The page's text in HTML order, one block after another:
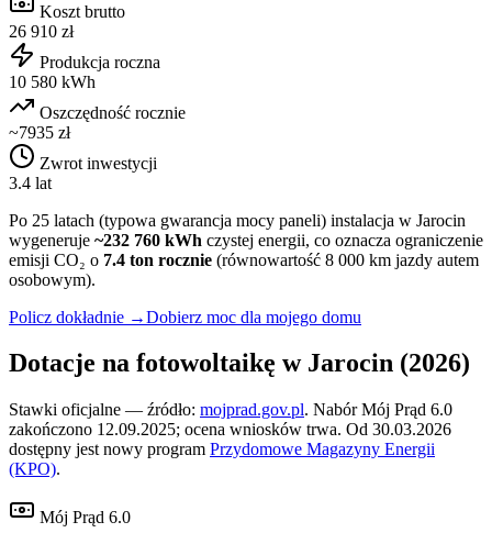
Koszt brutto
26 910 zł
Produkcja roczna
10 580 kWh
Oszczędność rocznie
~7935 zł
Zwrot inwestycji
3.4 lat
Po 25 latach (typowa gwarancja mocy paneli) instalacja w Jarocin
wygeneruje ~232 760 kWh czystej energii, co oznacza ograniczenie
emisji CO₂ o 7.4 ton rocznie (równowartość 8 000 km jazdy autem
osobowym).
Policz dokładnie →Dobierz moc dla mojego domu
Dotacje na fotowoltaikę w Jarocin (2026)
Stawki oficjalne — źródło: mojprad.gov.pl. Nabór Mój Prąd 6.0
zakończono 12.09.2025; ocena wniosków trwa. Od 30.03.2026
dostępny jest nowy program Przydomowe Magazyny Energii
(KPO).
Mój Prąd 6.0